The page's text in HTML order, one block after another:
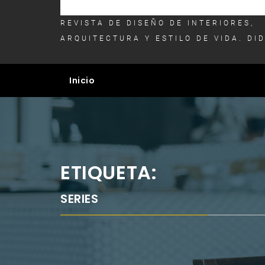
REVISTA DE DISEÑO DE INTERIORES,
ARQUITECTURA Y ESTILO DE VIDA. DID
Inicio
ETIQUETA:
SERIES